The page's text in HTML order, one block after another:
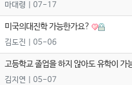
마대령 | 07-17
미국의대진학 가능한가요?
김도진 | 05-06
고등학교 졸업을 하지 않아도 유학이 가
김지연 | 05-07